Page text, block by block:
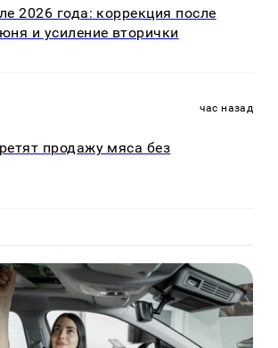
2026 года: коррекция после
и усиление вторички
час назад
продажу мяса без